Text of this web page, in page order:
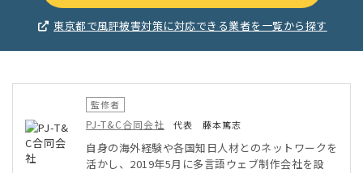
東京都で風評被害対策に対応できる業者を一覧から探す
監修者
PJ-T&C合同会社 代表 藤本篤志
自身の海外経験や各国知日人材とのネットワークを
活かし、2019年5月に多言語ウェブ制作会社を設